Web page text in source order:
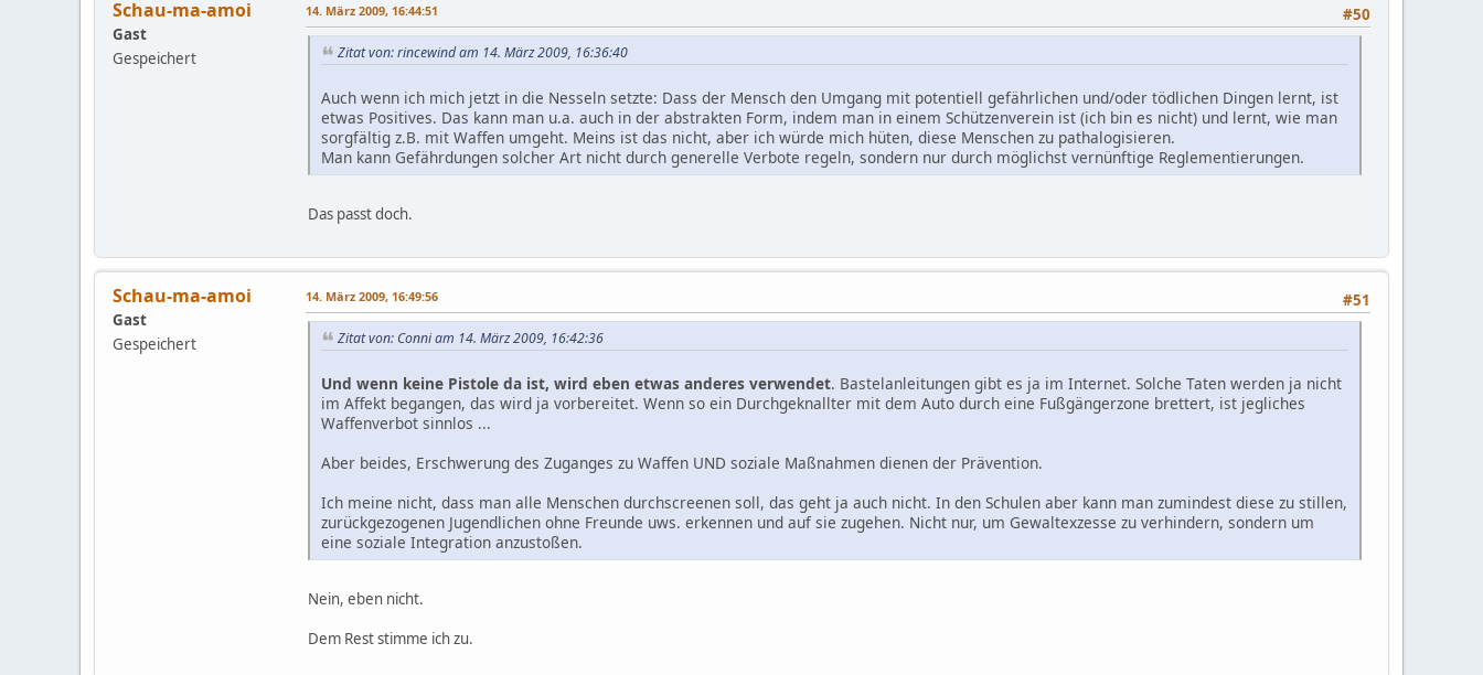
Schau-ma-amoi
Gast
Gespeichert
#50
14. März 2009, 16:44:51
Zitat von: rincewind am 14. März 2009, 16:36:40
Auch wenn ich mich jetzt in die Nesseln setzte: Dass der Mensch den Umgang mit potentiell gefährlichen und/oder tödlichen Dingen lernt, ist
etwas Positives. Das kann man u.a. auch in der abstrakten Form, indem man in einem Schützenverein ist (ich bin es nicht) und lernt, wie man
sorgfältig z.B. mit Waffen umgeht. Meins ist das nicht, aber ich würde mich hüten, diese Menschen zu pathalogisieren.
Man kann Gefährdungen solcher Art nicht durch generelle Verbote regeln, sondern nur durch möglichst vernünftige Reglementierungen.
Das passt doch.
Schau-ma-amoi
Gast
Gespeichert
#51
14. März 2009, 16:49:56
Zitat von: Conni am 14. März 2009, 16:42:36
Und wenn keine Pistole da ist, wird eben etwas anderes verwendet. Bastelanleitungen gibt es ja im Internet. Solche Taten werden ja nicht
im Affekt begangen, das wird ja vorbereitet. Wenn so ein Durchgeknallter mit dem Auto durch eine Fußgängerzone brettert, ist jegliches
Waffenverbot sinnlos ...
Aber beides, Erschwerung des Zuganges zu Waffen UND soziale Maßnahmen dienen der Prävention.
Ich meine nicht, dass man alle Menschen durchscreenen soll, das geht ja auch nicht. In den Schulen aber kann man zumindest diese zu stillen,
zurückgezogenen Jugendlichen ohne Freunde uws. erkennen und auf sie zugehen. Nicht nur, um Gewaltexzesse zu verhindern, sondern um
eine soziale Integration anzustoßen.
Nein, eben nicht.
Dem Rest stimme ich zu.